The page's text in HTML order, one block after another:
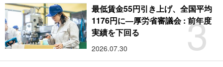
3
最低賃金55円引き上げ、全国平均
1176円に―厚労省審議会 : 前年度
実績を下回る
2026.07.30